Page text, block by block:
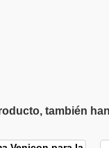
también